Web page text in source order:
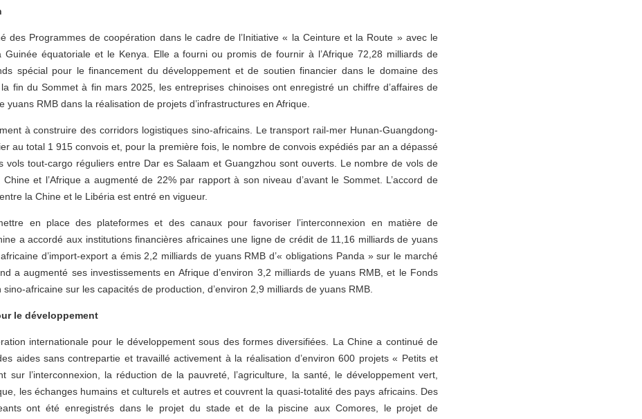
des Programmes de coopération dans le cadre de l’Initiative « la Ceinture et la Route » avec le
Guinée équatoriale et le Kenya. Elle a fourni ou promis de fournir à l’Afrique 72,28 milliards de
spécial pour le financement du développement et de soutien financier dans le domaine des
fin du Sommet à fin mars 2025, les entreprises chinoises ont enregistré un chiffre d’affaires de
yuans RMB dans la réalisation de projets d’infrastructures en Afrique.
à construire des corridors logistiques sino-africains. Le transport rail-mer Hunan-Guangdong-
au total 1 915 convois et, pour la première fois, le nombre de convois expédiés par an a dépassé
vols tout-cargo réguliers entre Dar es Salaam et Guangzhou sont ouverts. Le nombre de vols de
et l’Afrique a augmenté de 22% par rapport à son niveau d’avant le Sommet. L’accord de
la Chine et le Libéria est entré en vigueur.
en place des plateformes et des canaux pour favoriser l’interconnexion en matière de
a accordé aux institutions financières africaines une ligne de crédit de 11,16 milliards de yuans
d’import-export a émis 2,2 milliards de yuans RMB d’« obligations Panda » sur le marché
a augmenté ses investissements en Afrique d’environ 3,2 milliards de yuans RMB, et le Fonds
africaine sur les capacités de production, d’environ 2,9 milliards de yuans RMB.
le développement
internationale pour le développement sous des formes diversifiées. La Chine a continué de
aides sans contrepartie et travaillé activement à la réalisation d’environ 600 projets « Petits et
sur l’interconnexion, la réduction de la pauvreté, l’agriculture, la santé, le développement vert,
les échanges humains et culturels et autres et couvrent la quasi-totalité des pays africains. Des
ont été enregistrés dans le projet du stade et de la piscine aux Comores, le projet de